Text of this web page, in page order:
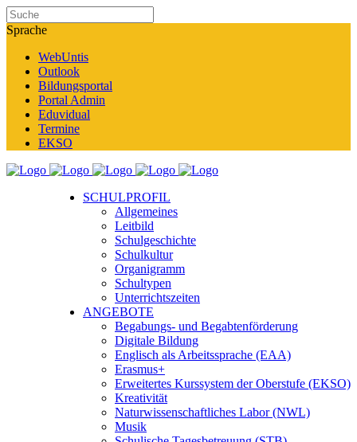
Sprache
WebUntis
Outlook
Bildungsportal
Portal Admin
Eduvidual
Termine
EKSO
SCHULPROFIL
Allgemeines
Leitbild
Schulgeschichte
Schulkultur
Organigramm
Schultypen
Unterrichtszeiten
ANGEBOTE
Begabungs- und Begabtenförderung
Digitale Bildung
Englisch als Arbeitssprache (EAA)
Erasmus+
Erweitertes Kurssystem der Oberstufe (EKSO)
Kreativität
Naturwissenschaftliches Labor (NWL)
Musik